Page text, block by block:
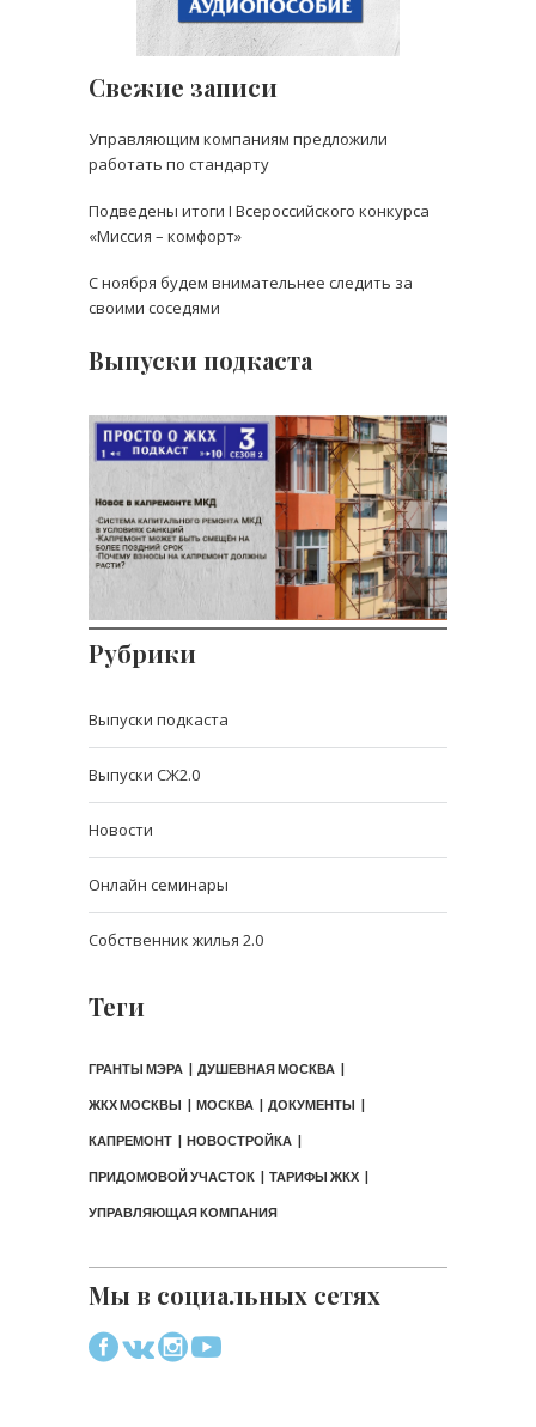
Свежие записи
Управляющим компаниям предложили
работать по стандарту
Подведены итоги I Всероссийского конкурса
«Миссия – комфорт»
С ноября будем внимательнее следить за
своими соседями
Выпуски подкаста
Новое в капремонте МКД
Рубрики
Выпуски подкаста
Выпуски СЖ2.0
Новости
Онлайн семинары
Собственник жилья 2.0
Теги
ГРАНТЫ МЭРА ДУШЕВНАЯ МОСКВА
ЖКХ МОСКВЫ МОСКВА ДОКУМЕНТЫ
КАПРЕМОНТ НОВОСТРОЙКА
ПРИДОМОВОЙ УЧАСТОК ТАРИФЫ ЖКХ
УПРАВЛЯЮЩАЯ КОМПАНИЯ
Мы в социальных сетях